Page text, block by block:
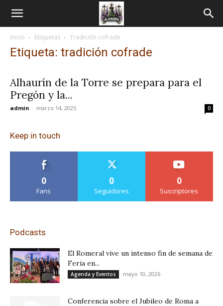
Inicio Etiquetas Tradición cofrade
Etiqueta: tradición cofrade
Alhaurín de la Torre se prepara para el
Pregón y la...
admin - marzo 14, 2025 0
Keep in touch
0
Fans
0
Seguidores
0
Suscriptores
Podcasts
El Romeral vive un intenso fin de semana de
Feria en...
Agenda y Eventos mayo 10, 2026
Conferencia sobre el Jubileo de Roma a